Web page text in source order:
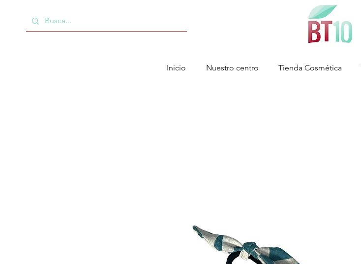
Inicio Nuestro centro Tienda Cosmética